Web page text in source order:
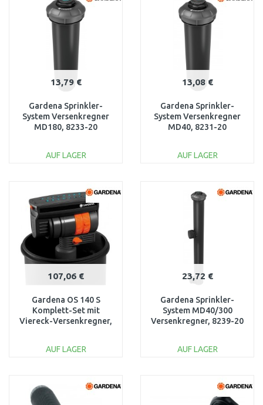
Vergleichen Vergleichen
13,79 €
Gardena Sprinkler-
System Versenkregner
MD180, 8233-20
AUF LAGER
Vergleichen
13,08 €
Gardena Sprinkler-
System Versenkregner
MD40, 8231-20
AUF LAGER
Vergleichen
107,06 €
Gardena OS 140 S
Komplett-Set mit
Viereck-Versenkregner,
AUF LAGER
Vergleichen
23,72 €
Gardena Sprinkler-
System MD40/300
Versenkregner, 8239-20
AUF LAGER
Vergleichen